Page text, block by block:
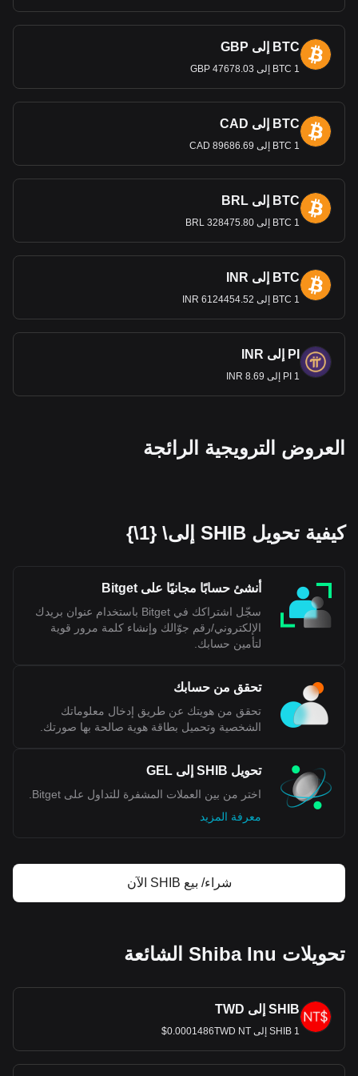
BTC إلى GBP
1 BTC إلى 47678.03 GBP
BTC إلى CAD
1 BTC إلى 89686.69 CAD
BTC إلى BRL
1 BTC إلى 328475.80 BRL
BTC إلى INR
1 BTC إلى 6124454.52 INR
PI إلى INR
1 PI إلى 8.69 INR
العروض الترويجية الرائجة
كيفية تحويل SHIB إلى\ {1\}
أنشئ حسابًا مجانيًا على Bitget
سجّل اشتراكك في Bitget باستخدام عنوان بريدك
الإلكتروني/رقم جوّالك وإنشاء كلمة مرور قوية
لتأمين حسابك.
تحقق من حسابك
تحقق من هويتك عن طريق إدخال معلوماتك
الشخصية وتحميل بطاقة هوية صالحة بها صورتك.
تحويل SHIB إلى GEL
اختر من بين العملات المشفرة للتداول على Bitget.
معرفة المزيد
شراء/ بيع SHIB الآن
تحويلات Shiba Inu الشائعة
SHIB إلى TWD
1 SHIB إلى 0.0001486TWD NT$